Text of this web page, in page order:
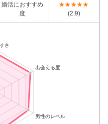
婚活におすすめ
度
★★★★★
(2.9)